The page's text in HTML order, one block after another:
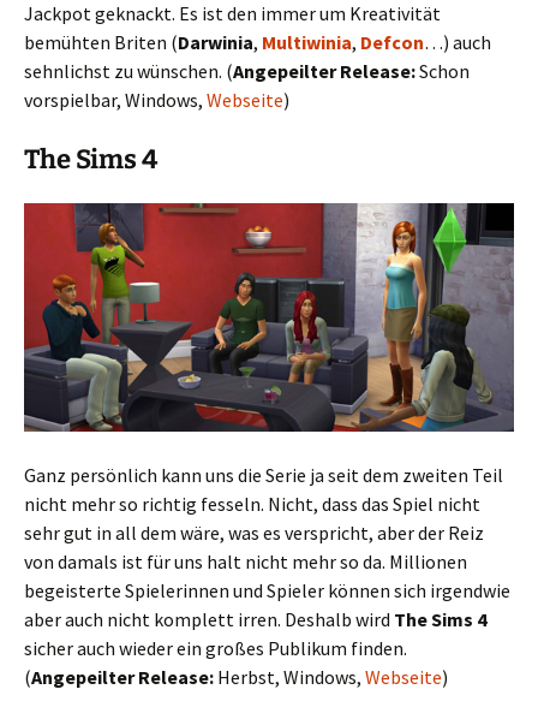
Jackpot geknackt. Es ist den immer um Kreativität
bemühten Briten (Darwinia, Multiwinia, Defcon…) auch
sehnlichst zu wünschen. (Angepeilter Release:Schon
vorspielbar, Windows, Webseite)
The Sims 4
Ganz persönlich kann uns die Serie ja seit dem zweiten Teil
nicht mehr so richtig fesseln. Nicht, dass das Spiel nicht
sehr gut in all dem wäre, was es verspricht, aber der Reiz
von damals ist für uns halt nicht mehr so da. Millionen
begeisterte Spielerinnen und Spieler können sich irgendwie
aber auch nicht komplett irren. Deshalb wird The Sims 4
sicher auch wieder ein großes Publikum finden.
(Angepeilter Release: Herbst, Windows, Webseite)